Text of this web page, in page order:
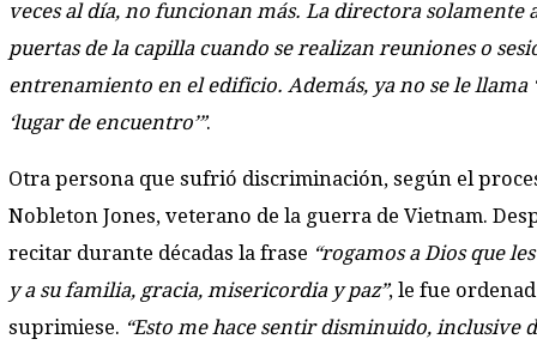
veces al día, no funcionan más. La directora solamente
puertas de la capilla cuando se realizan reuniones o
entrenamiento en el edificio. Además, ya no se le llama
‘lugar de encuentro’”.
Otra persona que sufrió discriminación, según el
Nobleton Jones, veterano de la guerra de Vietnam.
recitar durante décadas la frase “rogamos a Dios que
y a su familia, gracia, misericordia y paz”, le fue
suprimiese. “Esto me hace sentir disminuido, inclusive